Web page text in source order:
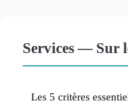
Services — Sur
Les 5 critères